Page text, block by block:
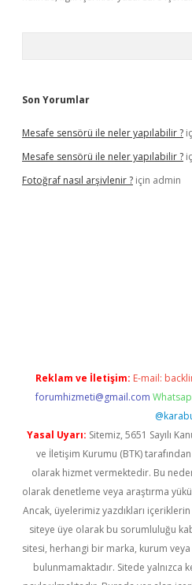
Son Yorumlar
Mesafe sensörü ile neler yapılabilir ?
Mesafe sensörü ile neler yapılabilir ?
Fotoğraf nasıl arşivlenir ? için admin
Reklam ve İletişim: E-mail:
forumhizmeti@gmail.com
Yasal Uyarı: Sitemiz, 5651 Sayılı
ve İletişim Kurumu (BTK)
olarak hizmet vermektedir. Bu
olarak denetleme veya araştırma
Ancak, üyelerimiz yazdıkları
siteye üye olarak bu sorumluluğu
sitesi, herhangi bir marka, kurum veya
bulunmamaktadır. Sitede yalnızca